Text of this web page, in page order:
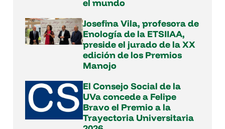
el mundo
Josefina Vila, profesora de
Enología de la ETSIIAA,
preside el jurado de la XX
edición de los Premios
Manojo
El Consejo Social de la
UVa concede a Felipe
Bravo el Premio a la
Trayectoria Universitaria